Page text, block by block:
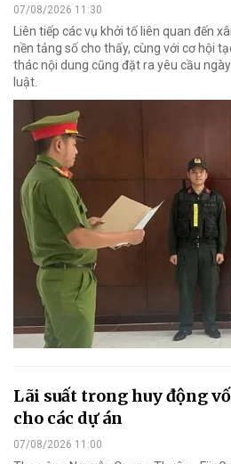
07/08/2026 11:30
Liên tiếp các vụ khởi tố liên quan đến
nền tảng số cho thấy, cùng với cơ hội
thác nội dung cũng đặt ra yêu cầu
luật.
Lãi suất trong huy động
cho các dự án
07/08/2026 11:00